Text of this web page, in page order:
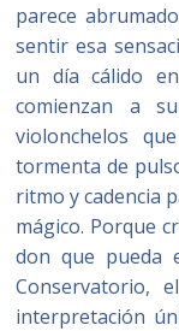
parece
sentir esa
un día cálido
comienzan a
violonchelos
tormenta de
ritmo y cadencia
mágico. Porque
don que pueda
Conservatorio,
interpretación